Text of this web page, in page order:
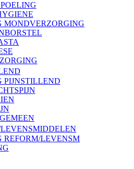
MONDVERZORGING
PIJNSTILLEND
REFORM/LEVENSM